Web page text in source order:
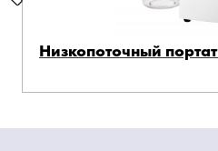
Низкопоточный